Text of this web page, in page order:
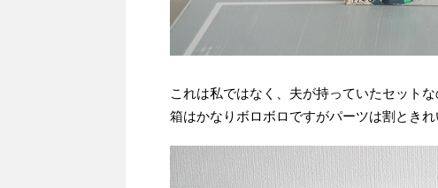
これは私ではなく、夫が持っていたセット
箱はかなりボロボロですがパーツは割ときれ